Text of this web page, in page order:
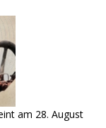
am 28. August